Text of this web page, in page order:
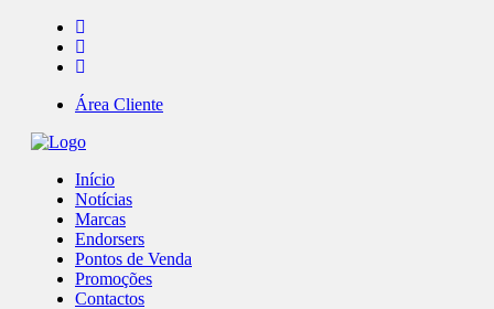
Área Cliente
Início
Notícias
Marcas
Endorsers
Pontos de Venda
Promoções
Contactos